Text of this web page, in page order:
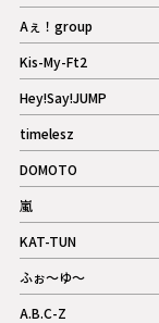
記事
Aぇ！group
記事
Kis-My-Ft2
記事
ギャラリー
Hey!Say!JUMP
記事
timelesz
記事
DOMOTO
記事
嵐
記事
KAT-TUN
記事
ふぉ～ゆ～
記事
A.B.C-Z